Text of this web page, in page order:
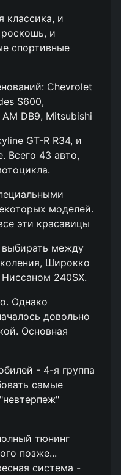
классика, и
и
спортивные
Chevrolet
S600,
DB9, Mitsubishi
GT-R R34, и
Всего 43 авто,
моделей.
эти красавицы
выбирать между
Широкко
240SX.
Однако
довольно
Основная
- 4-я группа
самые
тюнинг
позже...
система -